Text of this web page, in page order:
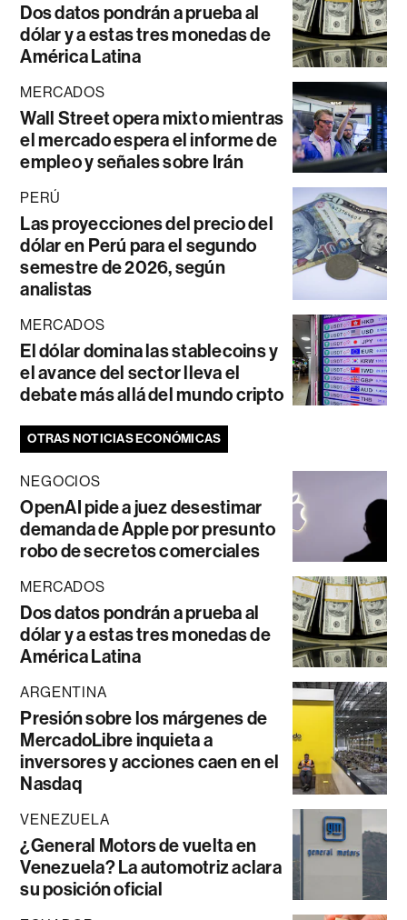
Dos datos pondrán a prueba al
dólar y a estas tres monedas de
América Latina
MERCADOS
Wall Street opera mixto mientras
el mercado espera el informe de
empleo y señales sobre Irán
PERÚ
Las proyecciones del precio del
dólar en Perú para el segundo
semestre de 2026, según
analistas
MERCADOS
El dólar domina las stablecoins y
el avance del sector lleva el
debate más allá del mundo cripto
OTRAS NOTICIAS ECONÓMICAS
NEGOCIOS
OpenAI pide a juez desestimar
demanda de Apple por presunto
robo de secretos comerciales
MERCADOS
Dos datos pondrán a prueba al
dólar y a estas tres monedas de
América Latina
ARGENTINA
Presión sobre los márgenes de
MercadoLibre inquieta a
inversores y acciones caen en el
Nasdaq
VENEZUELA
¿General Motors de vuelta en
Venezuela? La automotriz aclara
su posición oficial